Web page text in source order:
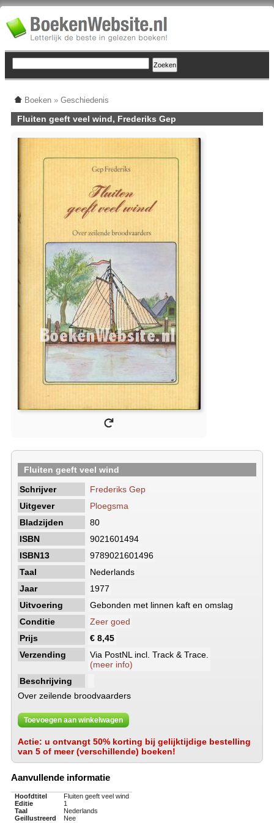
Boeken » Geschiedenis
Fluiten geeft veel wind, Frederiks Gep
Fluiten geeft veel wind
Schrijver
Frederiks Gep
Uitgever
Ploegsma
Bladzijden
80
ISBN
9021601494
ISBN13
9789021601496
Taal
Nederlands
Jaar
1977
Uitvoering
Gebonden met linnen kaft en omslag
Conditie
Zeer goed
Prijs
€ 8,45
Verzending
Via PostNL incl. Track & Trace.
(meer info)
Beschrijving
Over zeilende broodvaarders
Toevoegen aan winkelwagen
Actie: u ontvangt 50% korting bij gelijktijdige bestelling
van 5 of meer (verschillende) boeken!
Aanvullende informatie
Hoofdtitel
Fluiten geeft veel wind
Editie
1
Taal
Nederlands
Geillustreerd
Nee